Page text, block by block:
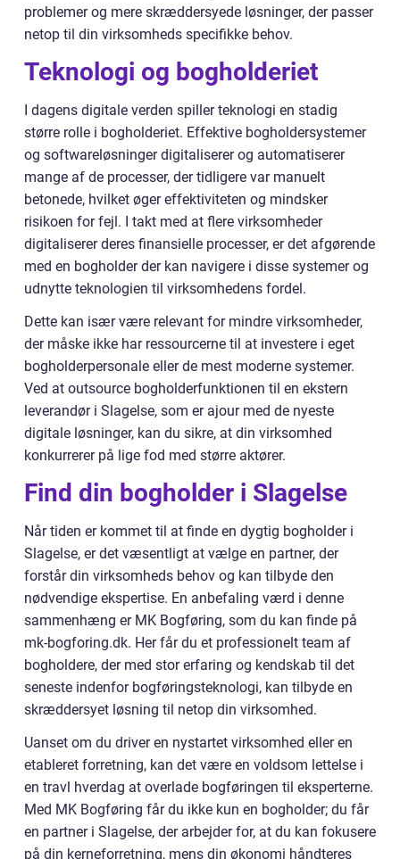
problemer og mere skræddersyede løsninger, der passer
netop til din virksomheds specifikke behov.
Teknologi og bogholderiet
I dagens digitale verden spiller teknologi en stadig
større rolle i bogholderiet. Effektive bogholdersystemer
og softwareløsninger digitaliserer og automatiserer
mange af de processer, der tidligere var manuelt
betonede, hvilket øger effektiviteten og mindsker
risikoen for fejl. I takt med at flere virksomheder
digitaliserer deres finansielle processer, er det afgørende
med en bogholder der kan navigere i disse systemer og
udnytte teknologien til virksomhedens fordel.
Dette kan især være relevant for mindre virksomheder,
der måske ikke har ressourcerne til at investere i eget
bogholderpersonale eller de mest moderne systemer.
Ved at outsource bogholderfunktionen til en ekstern
leverandør i Slagelse, som er ajour med de nyeste
digitale løsninger, kan du sikre, at din virksomhed
konkurrerer på lige fod med større aktører.
Find din bogholder i Slagelse
Når tiden er kommet til at finde en dygtig bogholder i
Slagelse, er det væsentligt at vælge en partner, der
forstår din virksomheds behov og kan tilbyde den
nødvendige ekspertise. En anbefaling værd i denne
sammenhæng er MK Bogføring, som du kan finde på
mk-bogforing.dk. Her får du et professionelt team af
bogholdere, der med stor erfaring og kendskab til det
seneste indenfor bogføringsteknologi, kan tilbyde en
skræddersyet løsning til netop din virksomhed.
Uanset om du driver en nystartet virksomhed eller en
etableret forretning, kan det være en voldsom lettelse i
en travl hverdag at overlade bogføringen til eksperterne.
Med MK Bogføring får du ikke kun en bogholder; du får
en partner i Slagelse, der arbejder for, at du kan fokusere
på din kerneforretning, mens din økonomi håndteres